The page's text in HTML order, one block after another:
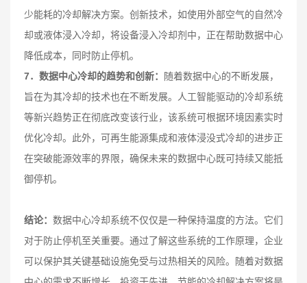
少能耗的冷却解决方案。创新技术，如使用外部空气的自然冷
却或液体浸入冷却，将设备浸入冷却剂中，正在帮助数据中心
降低成本，同时防止停机。
7．数据中心冷却的趋势和创新：
随着数据中心的不断发展，
旨在为其冷却的技术也在不断发展。人工智能驱动的冷却系统
等新兴趋势正在彻底改变该行业，该系统可根据环境因素实时
优化冷却。此外，可再生能源集成和液体浸没式冷却的进步正
在突破能源效率的界限，确保未来的数据中心既可持续又能抵
御停机。
结论： 数据中心冷却系统不仅仅是一种保持温度的方法。它们
对于防止停机至关重要。通过了解这些系统的工作原理，企业
可以保护其关键基础设施免受与过热相关的风险。随着对数据